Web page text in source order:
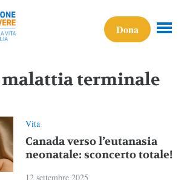
Dona
terminale
Vita
Canada verso l’eutanasia
neonatale: sconcerto totale!
12 settembre 2025